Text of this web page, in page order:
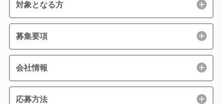
対象となる方
募集要項
会社情報
応募方法